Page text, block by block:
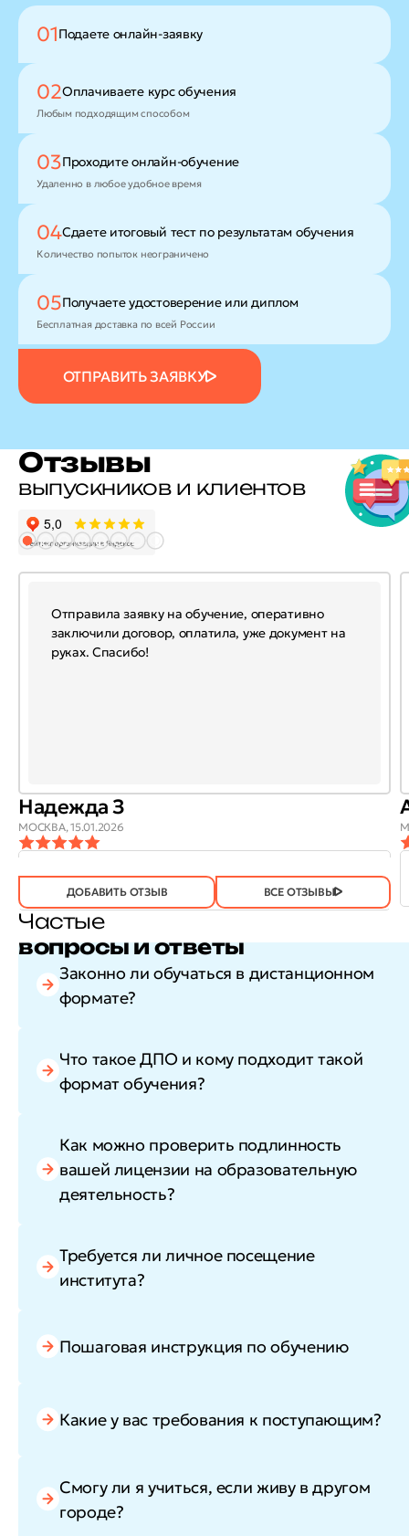
01Подаете онлайн-заявку
ОТПРАВИТЬ ЗАЯВКУ
02Оплачиваете курс обучения
Любым подходящим способом
03Проходитеонлайн-обучение
Удаленно в любое удобное время
04Сдаете итоговый тест по результатам обучения
Количество попыток неограничено
05Получаете удостоверение или диплом
Бесплатная доставка по всей России
Отзывы
выпускников и клиентов
Отправила заявку на обучение, оперативно
заключили договор, оплатила, уже документ на
руках. Спасибо!
Надежда З
МОСКВА,15.01.2026
ПОЛЕЗЕН?
ДА(746) НЕТ(21)
ДОБАВИТЬ ОТЗЫВ ВСЕ ОТЗЫВЫ
Частые
вопросы и ответы
Законно ли обучаться в дистанционном
формате?
Что такое ДПО и кому подходит такой
формат обучения?
Как можно проверить подлинность
вашей лицензии на образовательную
деятельность?
Требуется ли личное посещение
института?
Пошаговая инструкция по обучению
Какие у вас требования к поступающим?
Смогу ли я учиться, если живу в другом
городе?